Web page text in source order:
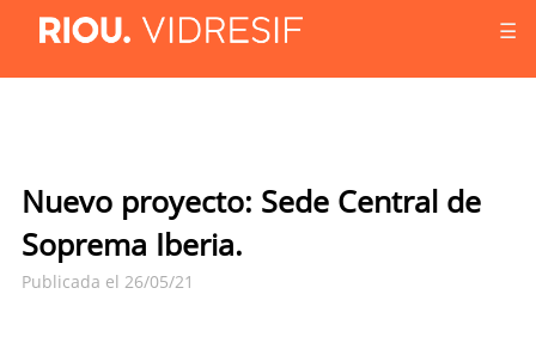
☰
Nuevo proyecto: Sede Central de
Soprema Iberia.
Publicada el 26/05/21